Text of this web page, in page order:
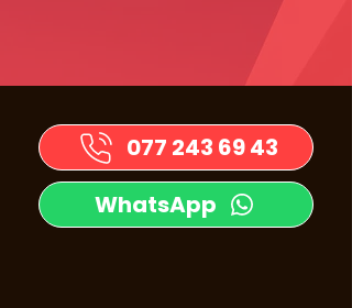
077 243 69 43
WhatsApp